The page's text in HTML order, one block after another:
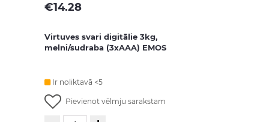
€14.28
Virtuves svari digitālie 3kg,
melni/sudraba (3xAAA) EMOS
Ir noliktavā <5
Pievienot vēlmju sarakstam